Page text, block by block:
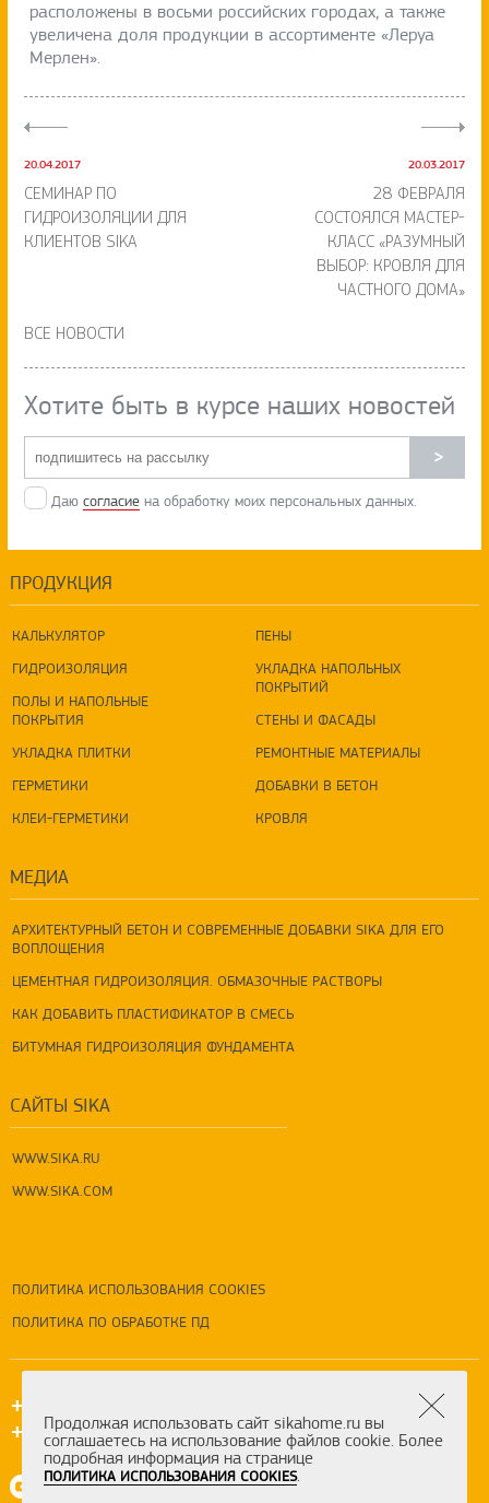
расположены в восьми российских городах, а также
увеличена доля продукции в ассортименте «Леруа
Мерлен».
20.04.2017
СЕМИНАР ПО
ГИДРОИЗОЛЯЦИИ ДЛЯ
КЛИЕНТОВ SIKA
20.03.2017
28 ФЕВРАЛЯ
СОСТОЯЛСЯ МАСТЕР-
КЛАСС «РАЗУМНЫЙ
ВЫБОР: КРОВЛЯ ДЛЯ
ЧАСТНОГО ДОМА»
ВСЕ НОВОСТИ
Хотите быть в курсе наших новостей
>
Даю согласие на обработку моих персональных данных.
ПРОДУКЦИЯ
КАЛЬКУЛЯТОР
ГИДРОИЗОЛЯЦИЯ
ПОЛЫ И НАПОЛЬНЫЕ
ПОКРЫТИЯ
УКЛАДКА ПЛИТКИ
ГЕРМЕТИКИ
КЛЕИ-ГЕРМЕТИКИ
ПЕНЫ
УКЛАДКА НАПОЛЬНЫХ
ПОКРЫТИЙ
СТЕНЫ И ФАСАДЫ
РЕМОНТНЫЕ МАТЕРИАЛЫ
ДОБАВКИ В БЕТОН
КРОВЛЯ
МЕДИА
АРХИТЕКТУРНЫЙ БЕТОН И СОВРЕМЕННЫЕ ДОБАВКИ SIKA ДЛЯ ЕГО
ВОПЛОЩЕНИЯ
ЦЕМЕНТНАЯ ГИДРОИЗОЛЯЦИЯ. ОБМАЗОЧНЫЕ РАСТВОРЫ
КАК ДОБАВИТЬ ПЛАСТИФИКАТОР В СМЕСЬ
БИТУМНАЯ ГИДРОИЗОЛЯЦИЯ ФУНДАМЕНТА
САЙТЫ SIKA
WWW.SIKA.RU
WWW.SIKA.COM
ПОЛИТИКА ИСПОЛЬЗОВАНИЯ COOKIES
ПОЛИТИКА ПО ОБРАБОТКЕ ПД
+7 (495) 5-777-333
+7 (800) 550-7-333
Продолжая использовать сайт sikahome.ru вы
соглашаетесь на использование файлов cookie. Более
подробная информация на странице
ПОЛИТИКА ИСПОЛЬЗОВАНИЯ COOKIES.